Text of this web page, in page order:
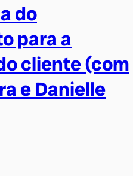
do
para a
cliente (com
e Danielle